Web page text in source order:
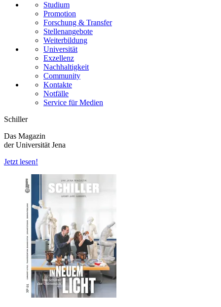
Studium
Promotion
Forschung & Transfer
Stellenangebote
Weiterbildung
Universität
Exzellenz
Nachhaltigkeit
Community
Kontakte
Notfälle
Service für Medien
Schiller
Das Magazin
der Universität Jena
Jetzt lesen!